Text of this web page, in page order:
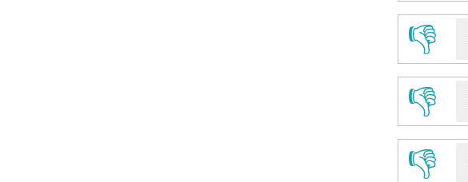
👎
👎
👎